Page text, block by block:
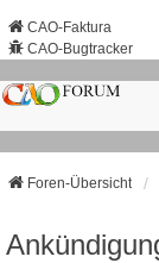
CAO-Faktura
CAO-Bugtracker
Foren-Übersicht